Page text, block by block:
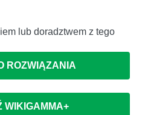
lub doradztwem z tego
ROZWIĄZANIA
WIKIGAMMA+